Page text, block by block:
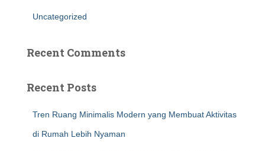
Uncategorized
Recent Comments
Recent Posts
Tren Ruang Minimalis Modern yang Membuat Aktivitas
di Rumah Lebih Nyaman